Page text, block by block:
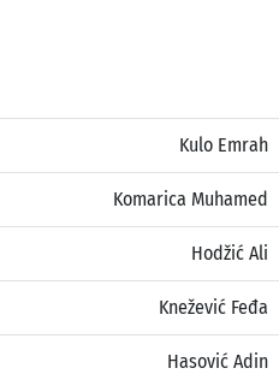
Kulo Emrah
Komarica Muhamed
Hodžić Ali
Knežević Feđa
Hasović Adin